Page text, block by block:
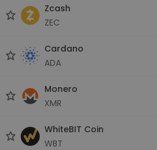
Zcash
ZEC
Cardano
ADA
Monero
XMR
WhiteBIT Coin
WBT